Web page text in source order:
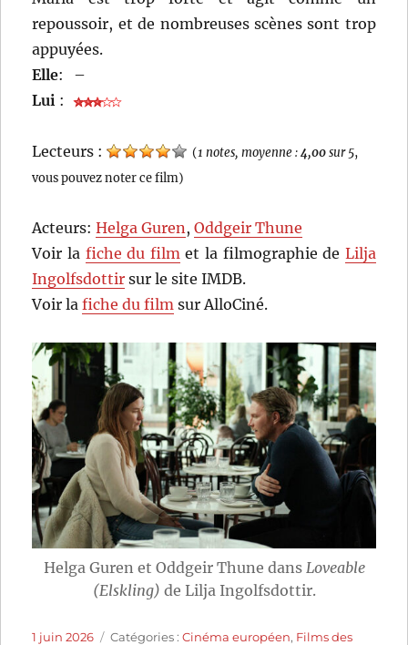
repoussoir, et de nombreuses scènes sont trop
appuyées.
Elle:
–
Lui :
Lecteurs : (1 notes, moyenne :4,00sur 5,
vous pouvez noter ce film)
Acteurs:Helga Guren,Oddgeir Thune
Voir la fiche du filmet la filmographie de Lilja
Ingolfsdottir sur le site IMDB.
Voir lafiche du film sur AlloCiné.
Helga Guren et Oddgeir Thune dans Loveable
(Elskling) de Lilja Ingolfsdottir.
Publié
1 juin 2026 Catégories
Catégories :Cinéma européen, Films des